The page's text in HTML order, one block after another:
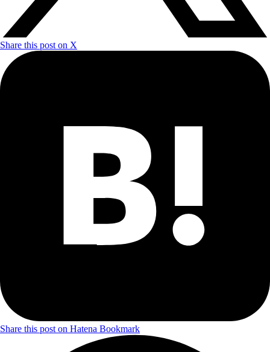
Share this post on X
Share this post on Hatena Bookmark